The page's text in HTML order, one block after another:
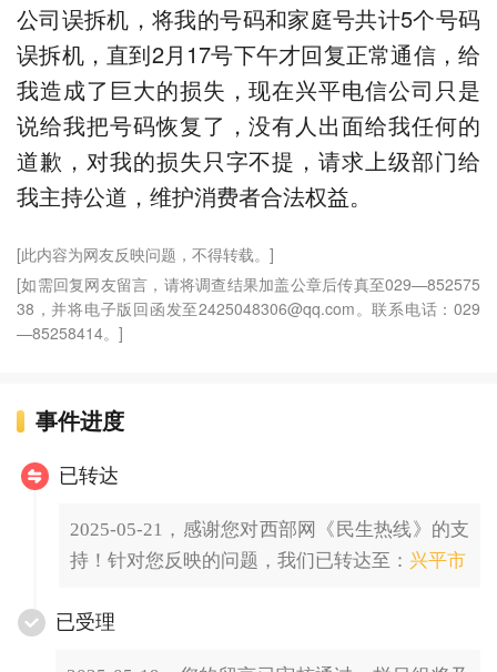
公司误拆机，将我的号码和家庭号共计5个号码
误拆机，直到2月17号下午才回复正常通信，给
我造成了巨大的损失，现在兴平电信公司只是
说给我把号码恢复了，没有人出面给我任何的
道歉，对我的损失只字不提，请求上级部门给
我主持公道，维护消费者合法权益。
[此内容为网友反映问题，不得转载。]
[如需回复网友留言，请将调查结果加盖公章后传真至029—852575
38，并将电子版回函发至2425048306@qq.com。联系电话：029
—85258414。]
事件进度
已转达
2025-05-21，感谢您对西部网《民生热线》的支
持！针对您反映的问题，我们已转达至： 兴平市
已受理